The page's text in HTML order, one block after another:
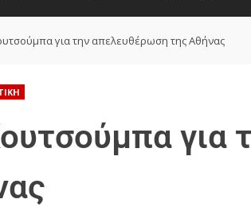
για την απελευθέρωση της Αθήνας